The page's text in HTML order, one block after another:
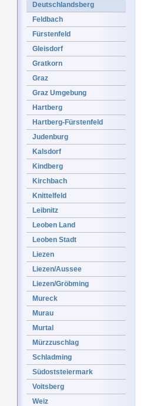
Deutschlandsberg
Feldbach
Fürstenfeld
Gleisdorf
Gratkorn
Graz
Graz Umgebung
Hartberg
Hartberg-Fürstenfeld
Judenburg
Kalsdorf
Kindberg
Kirchbach
Knittelfeld
Leibnitz
Leoben Land
Leoben Stadt
Liezen
Liezen/Aussee
Liezen/Gröbming
Mureck
Murau
Murtal
Mürzzuschlag
Schladming
Südoststeiermark
Voitsberg
Weiz